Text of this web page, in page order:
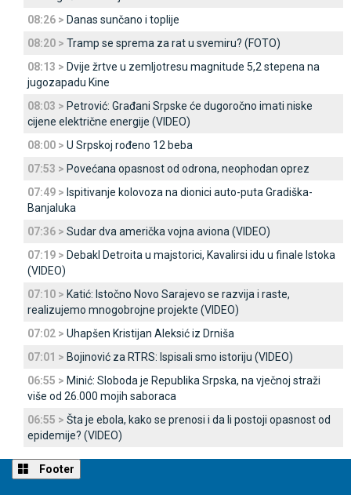
08:26 > Danas sunčano i toplije
08:20 > Tramp se sprema za rat u svemiru? (FOTO)
08:13 > Dvije žrtve u zemljotresu magnitude 5,2 stepena na
jugozapadu Kine
08:03 > Petrović: Građani Srpske će dugoročno imati niske
cijene električne energije (VIDEO)
08:00 > U Srpskoj rođeno 12 beba
07:53 > Povećana opasnost od odrona, neophodan oprez
07:49 > Ispitivanje kolovoza na dionici auto-puta Gradiška-
Banjaluka
07:36 > Sudar dva američka vojna aviona (VIDEO)
07:19 > Debakl Detroita u majstorici, Kavalirsi idu u finale Istoka
(VIDEO)
07:10 > Katić: Istočno Novo Sarajevo se razvija i raste,
realizujemo mnogobrojne projekte (VIDEO)
07:02 > Uhapšen Kristijan Aleksić iz Drniša
07:01 > Bojinović za RTRS: Ispisali smo istoriju (VIDEO)
06:55 > Minić: Sloboda je Republika Srpska, na vječnoj straži
više od 26.000 mojih saboraca
06:55 > Šta je ebola, kako se prenosi i da li postoji opasnost od
epidemije? (VIDEO)
Footer